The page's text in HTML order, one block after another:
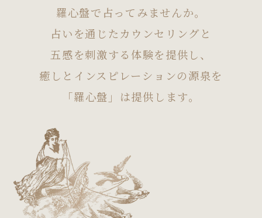
羅心盤で占ってみませんか。
占いを通じたカウンセリングと
五感を刺激する体験を提供し、
癒しとインスピレーションの源泉を
「羅心盤」は提供します。